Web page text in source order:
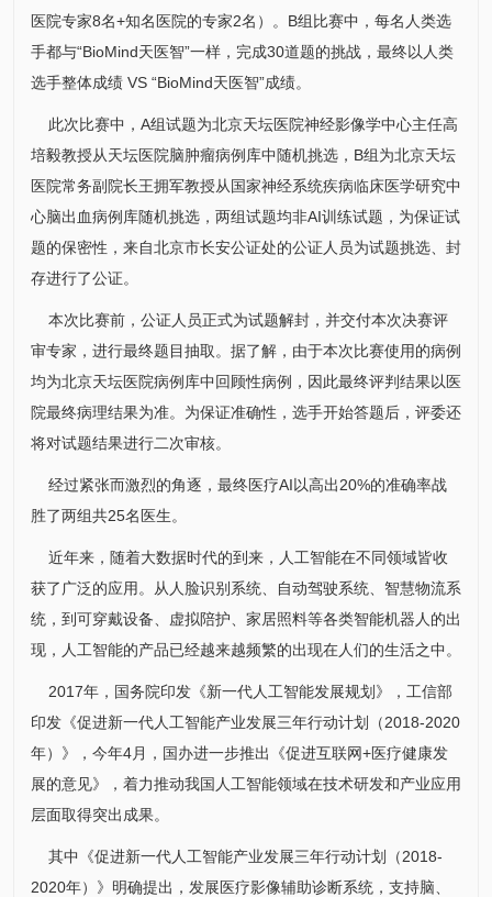
医院专家8名+知名医院的专家2名）。B组比赛中，每名人类选
手都与“BioMind天医智”一样，完成30道题的挑战，最终以人类
选手整体成绩 VS “BioMind天医智”成绩。
此次比赛中，A组试题为北京天坛医院神经影像学中心主任高
培毅教授从天坛医院脑肿瘤病例库中随机挑选，B组为北京天坛
医院常务副院长王拥军教授从 国家神经系统疾病临床医学研究中
心脑出血病例库随机挑选，两组试题均非AI训练试题，为保证试
题的保密性，来自北京市长安公证处的公证人员为试题挑选、封
存进行了公证。
本次比赛前，公证人员正式为试题解封，并交付本次决赛评
审专家，进行最终题目抽取。据了解，由于本次比赛使用的病例
均为北京天坛医院病例库中回顾性病例，因此最终评判结果以医
院最终病理结果为准。为保证准确性，选手开始答题后，评委还
将对试题结果进行二次审核。
经过紧张而激烈的角逐，最终医疗AI以高出20%的准确率战
胜了两组共25名医生。
近年来，随着大数据时代的到来，人工智能在不同领域皆收
获了广泛的应用。从人脸识别系统、自动驾驶系统、智慧物流系
统，到可穿戴设备、虚拟陪护、家居照料等各类智能机器人的出
现，人工智能的产品已经越来越频繁的出现在人们的生活之中。
2017年，国务院印发《新一代人工智能发展规划》，工信部
印发《促进新一代人工智能产业发展三年行动计划（2018-2020
年）》，今年4月，国办进一步推出《促进互联网+医疗健康发
展的意见》，着力推动我国人工智能领域在技术研发和产业应用
层面取得突出成果。
其中《促进新一代人工智能产业发展三年行动计划（2018-
2020年）》明确提出，发展医疗影像辅助诊断系统，支持脑、